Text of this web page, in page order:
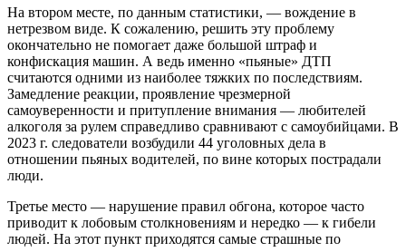
На втором месте, по данным статистики, — вождение в
нетрезвом виде. К сожалению, решить эту проблему
окончательно не помогает даже большой штраф и
конфискация машин. А ведь именно «пьяные» ДТП
считаются одними из наиболее тяжких по последствиям.
Замедление реакции, проявление чрезмерной
самоуверенности и притупление внимания — любителей
алкоголя за рулем справедливо сравнивают с самоубийцами. В
2023 г. следователи возбудили 44 уголовных дела в
отношении пьяных водителей, по вине которых пострадали
люди.
Третье место — нарушение правил обгона, которое часто
приводит к лобовым столкновениям и нередко — к гибели
людей. На этот пункт приходятся самые страшные по